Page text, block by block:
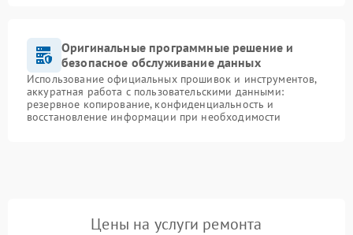
Оригинальные программные решение и
безопасное обслуживание данных
Использование официальных прошивок и инструментов,
аккуратная работа с пользовательскими данными:
резервное копирование, конфиденциальность и
восстановление информации при необходимости
Цены на услуги ремонта